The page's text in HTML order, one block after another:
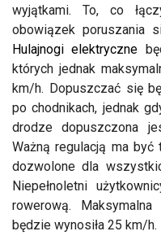
wyjątkami. To, co
obowiązek poruszania
Hulajnogi elektryczne
których jednak
km/h. Dopuszczać się
po chodnikach, jednak
drodze dopuszczona
Ważną regulacją ma
dozwolone dla
Niepełnoletni
rowerową.
będzie wynosiła 25 km/h.